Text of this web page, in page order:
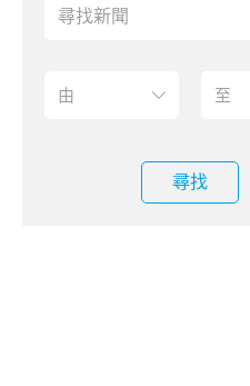
尋找